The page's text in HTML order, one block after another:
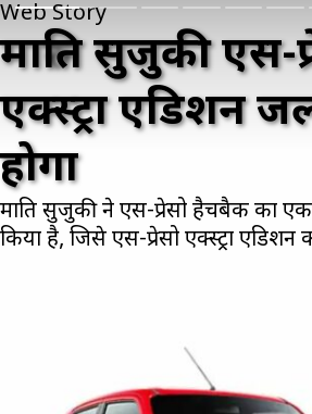
Web Story
मारुति सुजुकी एस-
एक्स्ट्रा एडिशन
होगा
मारुति सुजुकी ने एस-प्रेसो हैचबैक का
किया है, जिसे एस-प्रेसो एक्स्ट्रा एडिशन